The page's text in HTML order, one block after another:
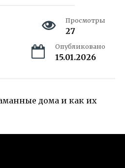
Просмотры
27
Опубликовано
15.01.2026